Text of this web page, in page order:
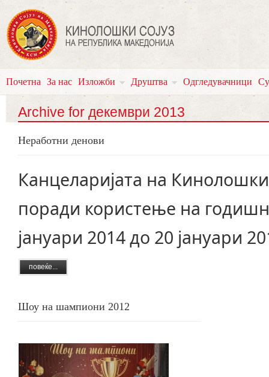
Почетна За нас Изложби Друштва Одгледувачници
Archive for декември 2013
Неработни денови
Канцеларијата на
поради користење на
јануари 2014 до 20 јануари
повеќе...
Шоу на шампиони 2012